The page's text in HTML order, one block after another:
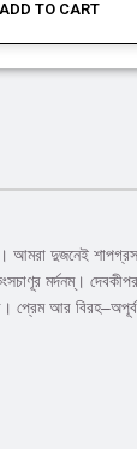
ADD TO CART
দুজনেই
প্রেম আর